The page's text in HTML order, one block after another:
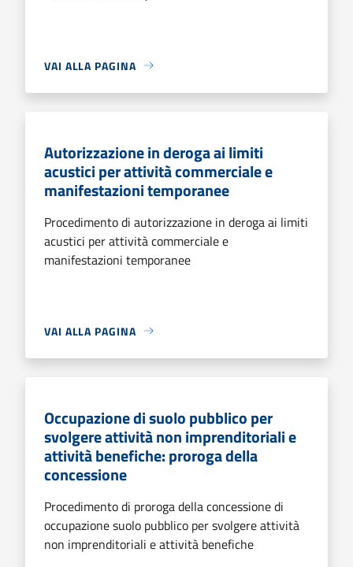
VAI ALLA PAGINA
Autorizzazione in deroga ai limiti
acustici per attività commerciale e
manifestazioni temporanee
Procedimento di autorizzazione in deroga ai limiti
acustici per attività commerciale e
manifestazioni temporanee
VAI ALLA PAGINA
Occupazione di suolo pubblico per
svolgere attività non imprenditoriali e
attività benefiche: proroga della
concessione
Procedimento di proroga della concessione di
occupazione suolo pubblico per svolgere attività
non imprenditoriali e attività benefiche